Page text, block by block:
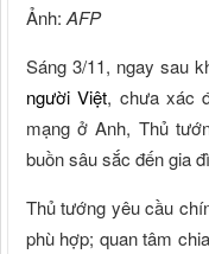
Ảnh: AFP
Sáng 3/11, ngay sau
người Việt, chưa xác
mạng ở Anh, Thủ
buồn sâu sắc đến gia
Thủ tướng yêu cầu
phù hợp; quan tâm